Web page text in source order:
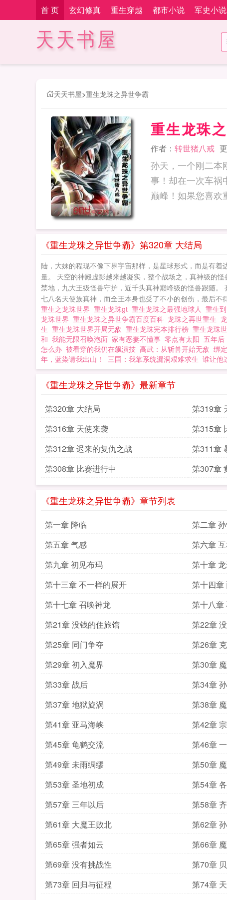
首 页 玄幻修真 重生穿越 都市小说 军史小说
天天书屋
天天书屋>重生龙珠之异世争霸
重生龙珠
作者： 转世猪八戒
孙天，一个刚二本
事！却在一次车祸
《重生龙珠之异世争霸》第320章 大结局
陆，大妹的程现不像下界宇宙那样，是星球形式，而是有
量。 天空的神殿虚影越来越凝实，整个战场之，真神级的
禁地，九大王级怪兽守护，近千头真神巅峰级的怪兽跟随
七八名天使族真神，而全王本身也受了不小的创伤，最后
重生之龙珠世界 重生龙珠gt 重生龙珠之最强地球人 重生
龙珠世界 重生龙珠之异世争霸百度百科 龙珠之再世重生
生 重生龙珠世界开局无敌 重生龙珠完本排行榜 重生龙珠
和 我能无限召唤泡面 家有恶妻不懂事 零点有太阳 五年后
怎么办 被看穿的我仍在飙演技 高武：从斩兽开始无敌 绑
年，蓝染请我出山！
三国：我靠系统漏洞艰难求生 谁让他
《重生龙珠之异世争霸》最新章节
第320章 大结局 第319章
第316章 天使来袭
第315章
第312章 迟来的复仇之战
第311章
第308章 比赛进行中
第307章
《重生龙珠之异世争霸》章节列表
第一章 降临 第二章
第五章 气感
第六章
第九章 初见布玛
第十章
第十三章 不一样的展开
第十四章
第十七章 召唤神龙
第十八章
第21章 没钱的住旅馆
第22章
第25章 同门争夺
第26章
第29章 初入魔界
第30章
第33章 战后
第34章
第37章 地狱旋涡
第38章
第41章 亚马海峡
第42章
第45章 龟鹤交流
第46章
第49章 未雨绸缪
第50章
第53章 圣地初成
第54章
第57章 三年以后
第58章
第61章 大魔王败北
第62章
第65章 强者如云
第66章
第69章 没有挑战性
第70章
第73章 回归与征程
第74章